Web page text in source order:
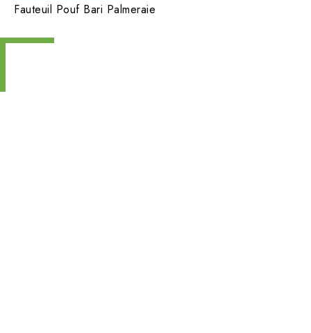
Fauteuil Pouf Bari Palmeraie